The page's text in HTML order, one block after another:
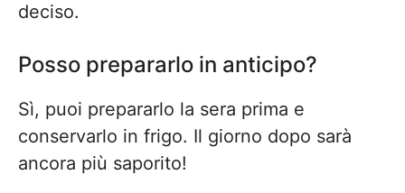
deciso.
Posso prepararlo in anticipo?
Sì, puoi prepararlo la sera prima e
conservarlo in frigo. Il giorno dopo sarà
ancora più saporito!